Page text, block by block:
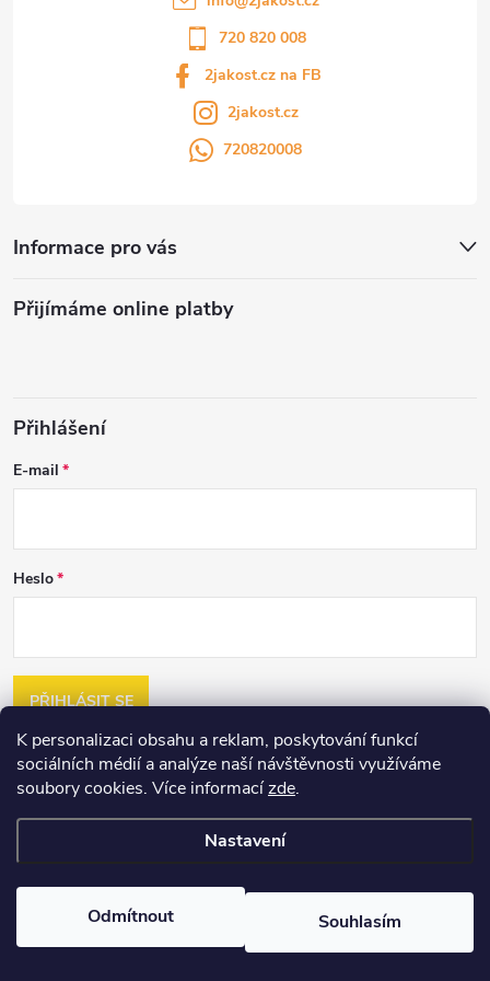
K personalizaci obsahu a reklam, poskytování funkcí
sociálních médií a analýze naší návštěvnosti využíváme
soubory cookies. Více informacízde.
Nastavení
Odmítnout Souhlasím
720 820 008
2jakost.cz na FB
2jakost.cz
720820008
Informace pro vás
Přijímáme online platby
Přihlášení
E-mail
Heslo
PŘIHLÁSIT SE
Nová registrace
Zapomenuté heslo
. Všechna práva vyhrazena.